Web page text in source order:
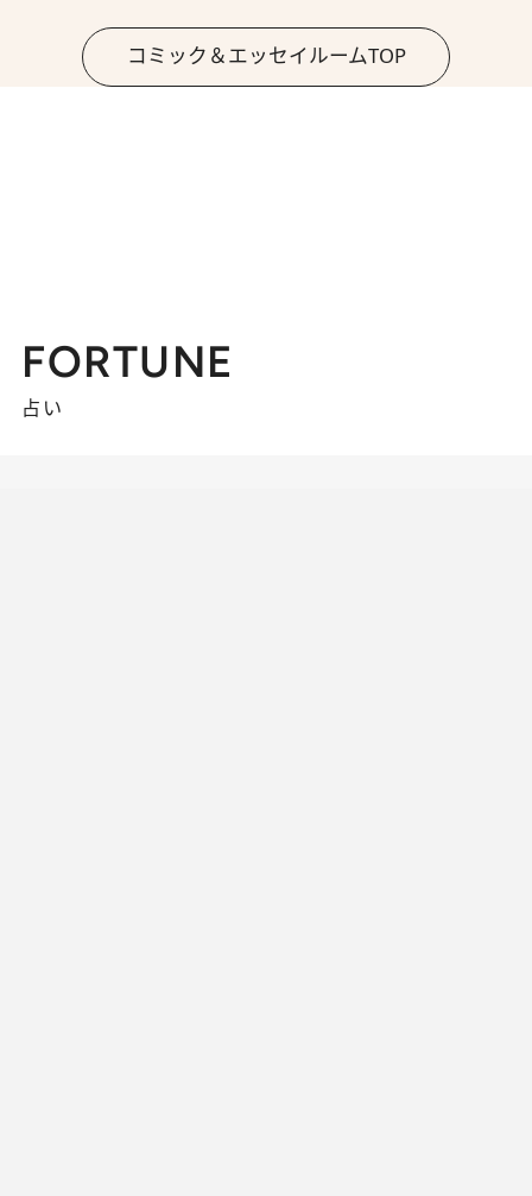
コミック＆エッセイルームTOP
FORTUNE
占い